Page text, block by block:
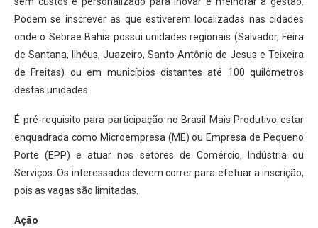
Podem se inscrever as que estiverem localizadas nas cidades
onde o Sebrae Bahia possui unidades regionais (Salvador, Feira
de Santana, Ilhéus, Juazeiro, Santo Antônio de Jesus e Teixeira
de Freitas) ou em municípios distantes até 100 quilômetros
destas unidades.
É pré-requisito para participação no Brasil Mais Produtivo estar
enquadrada como Microempresa (ME) ou Empresa de Pequeno
Porte (EPP) e atuar nos setores de Comércio, Indústria ou
Serviços. Os interessados devem correr para efetuar a inscrição,
pois as vagas são limitadas.
Ação